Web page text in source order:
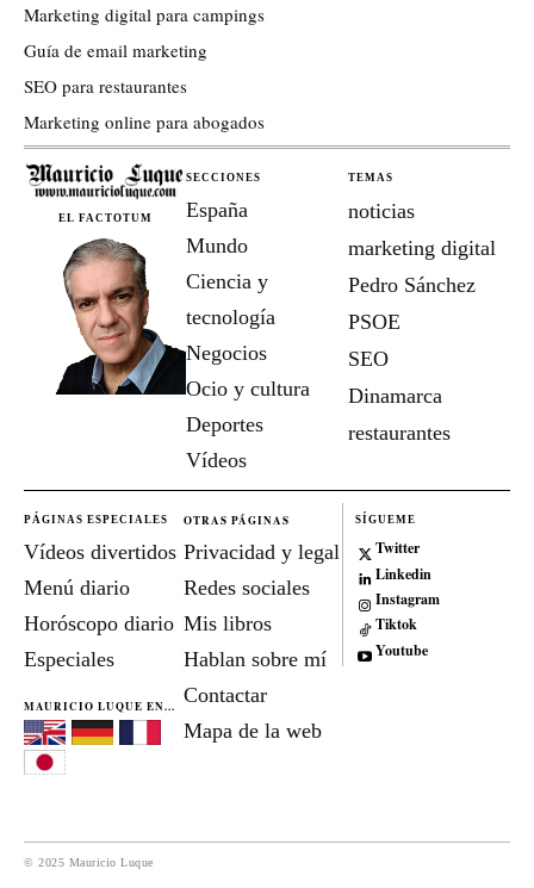
Marketing digital para campings
Guía de email marketing
SEO para restaurantes
Marketing online para abogados
EL FACTOTUM
SECCIONES
España
Mundo
Ciencia y
tecnología
Negocios
Ocio y cultura
Deportes
Vídeos
TEMAS
noticias
marketing digital
Pedro Sánchez
PSOE
SEO
Dinamarca
restaurantes
PÁGINAS ESPECIALES
Vídeos divertidos
Menú diario
Horóscopo diario
Especiales
MAURICIO LUQUE EN...
OTRAS PÁGINAS
Privacidad y legal
Redes sociales
Mis libros
Hablan sobre mí
Contactar
Mapa de la web
SÍGUEME
Twitter
Linkedin
Instagram
Tiktok
Youtube
© 2025 Mauricio Luque